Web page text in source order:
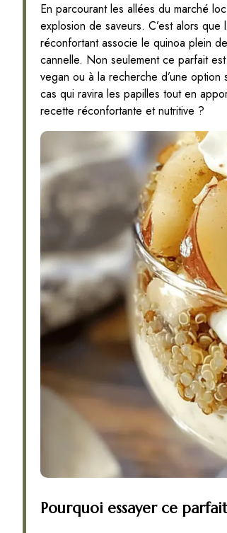
En parcourant les allées du marché
explosion de saveurs. C’est alors que
réconfortant associe le quinoa plein
cannelle. Non seulement ce parfait
vegan ou à la recherche d’une
cas qui ravira les papilles tout en
recette réconfortante et nutritive ?
Pourquoi essayer ce